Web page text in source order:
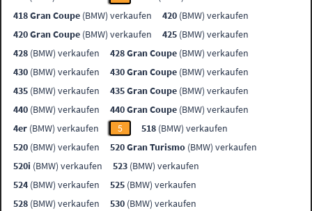
418 Gran Coupe (BMW) verkaufen 420 (BMW) verkaufen
420 Gran Coupe (BMW) verkaufen 425 (BMW) verkaufen
428 (BMW) verkaufen 428 Gran Coupe (BMW) verkaufen
430 (BMW) verkaufen 430 Gran Coupe (BMW) verkaufen
435 (BMW) verkaufen 435 Gran Coupe (BMW) verkaufen
440 (BMW) verkaufen 440 Gran Coupe (BMW) verkaufen
4er (BMW) verkaufen 5 518 (BMW) verkaufen
520 (BMW) verkaufen 520 Gran Turismo (BMW) verkaufen
520i (BMW) verkaufen 523 (BMW) verkaufen
524 (BMW) verkaufen 525 (BMW) verkaufen
528 (BMW) verkaufen 530 (BMW) verkaufen